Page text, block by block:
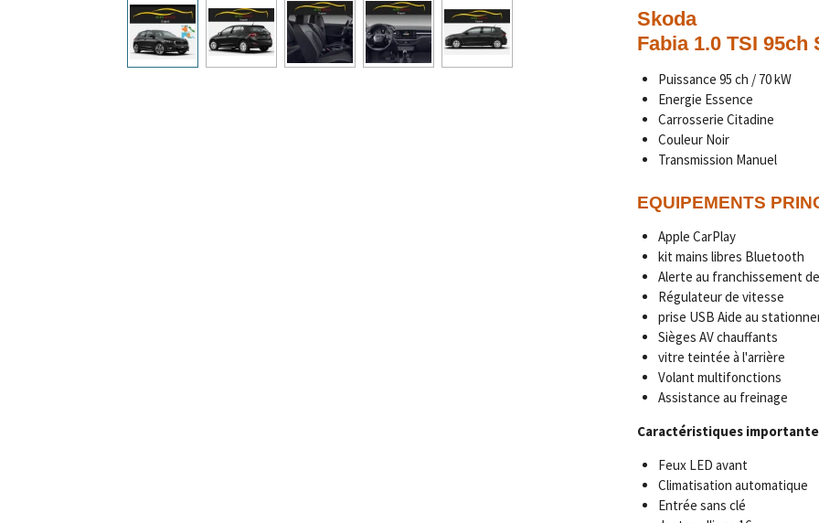
Skoda
Fabia 1.0 TSI
Puissance 95 ch / 70 kW
Energie Essence
Carrosserie Citadine
Couleur Noir
Transmission Manuel
EQUIPEMENTS
Apple CarPlay
kit mains libres Bluetooth
Alerte au franchissement
Régulateur de vitesse
prise USB Aide au
Sièges AV chauffants
vitre teintée à l'arrière
Volant multifonctions
Assistance au freinage
Caractéristiques
Feux LED avant
Climatisation automatique
Entrée sans clé